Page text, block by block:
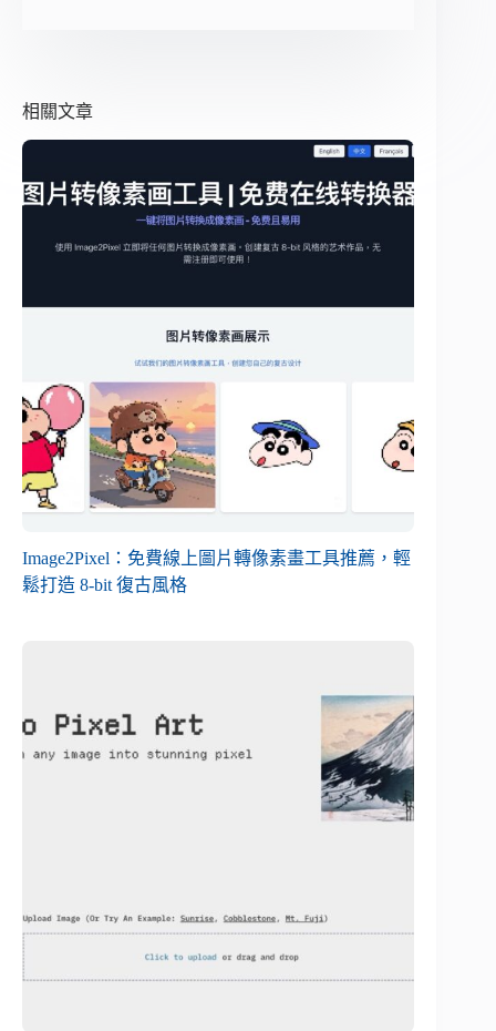
相關文章
Image2Pixel：免費線上圖片轉像素畫工具推薦，輕
鬆打造 8-bit 復古風格